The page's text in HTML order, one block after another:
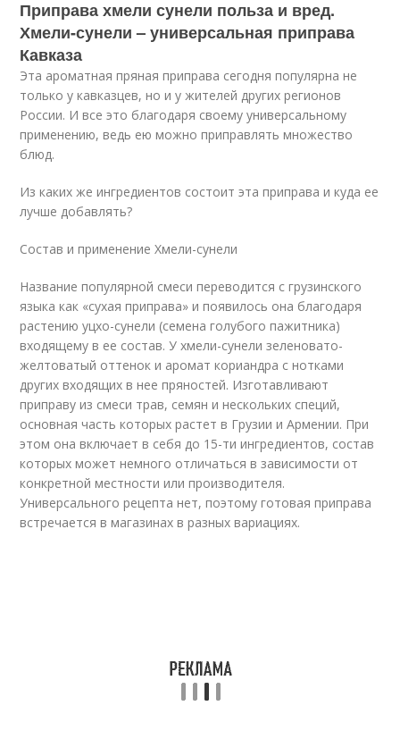
Приправа хмели сунели польза и вред.
Хмели-сунели – универсальная приправа
Кавказа
Эта ароматная пряная приправа сегодня популярна не
только у кавказцев, но и у жителей других регионов
России. И все это благодаря своему универсальному
применению, ведь ею можно приправлять множество
блюд.
Из каких же ингредиентов состоит эта приправа и куда ее
лучше добавлять?
Состав и применение Хмели-сунели
Название популярной смеси переводится с грузинского
языка как «сухая приправа» и появилось она благодаря
растению уцхо-сунели (семена голубого пажитника)
входящему в ее состав. У хмели-сунели зеленовато-
желтоватый оттенок и аромат кориандра с нотками
других входящих в нее пряностей. Изготавливают
приправу из смеси трав, семян и нескольких специй,
основная часть которых растет в Грузии и Армении. При
этом она включает в себя до 15-ти ингредиентов, состав
которых может немного отличаться в зависимости от
конкретной местности или производителя.
Универсального рецепта нет, поэтому готовая приправа
встречается в магазинах в разных вариациях.